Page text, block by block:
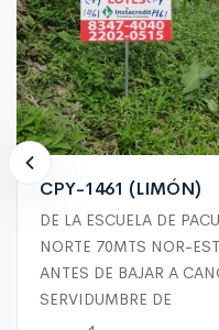
CPY-1461 (LIMÓN)
DE LA ESCUELA DE
NORTE 70MTS NOR-
ANTES DE BAJAR A
SERVIDUMBRE DE